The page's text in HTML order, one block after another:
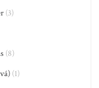
(3)
(8)
(1)